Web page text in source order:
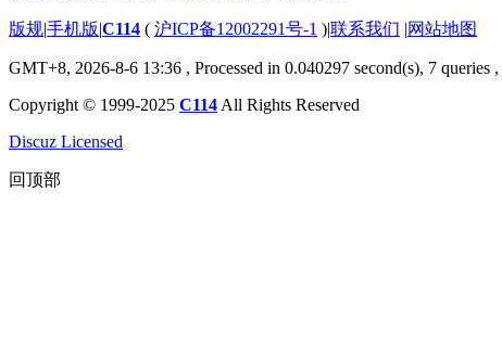
版规|手机版|C114 ( 沪ICP备12002291号-1 )|联系我们 |网站地图
GMT+8, 2026-8-6 13:36 , Processed in 0.040297 second(s), 7 queries
Copyright © 1999-2025 C114 All Rights Reserved
Discuz Licensed
回顶部